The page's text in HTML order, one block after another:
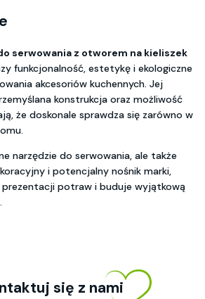
serwowania z otworem na kieliszek
funkcjonalność, estetykę i ekologiczne
akcesoriów kuchennych. Jej
konstrukcja oraz możliwość
że doskonale sprawdza się zarówno w
narzędzie do serwowania, ale także
i potencjalny nośnik marki,
potraw i buduje wyjątkową
się z nami